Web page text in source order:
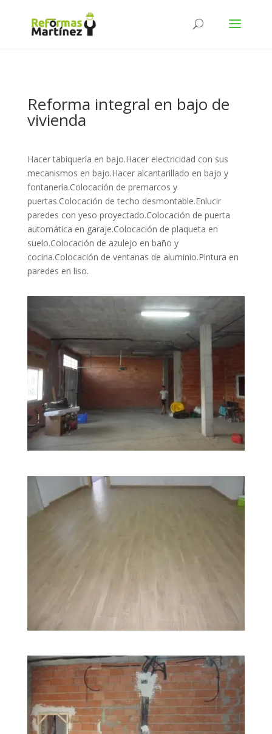
Reforma integral en bajo de
vivienda
Hacer tabiquería en bajo.Hacer electricidad con sus
mecanismos en bajo.Hacer alcantarillado en bajo y
fontanería.Colocación de premarcos y
puertas.Colocación de techo desmontable.Enlucir
paredes con yeso proyectado.Colocación de puerta
automática en garaje.Colocación de plaqueta en
suelo.Colocación de azulejo en baño y
cocina.Colocación de ventanas de aluminio.Pintura en
paredes en liso.